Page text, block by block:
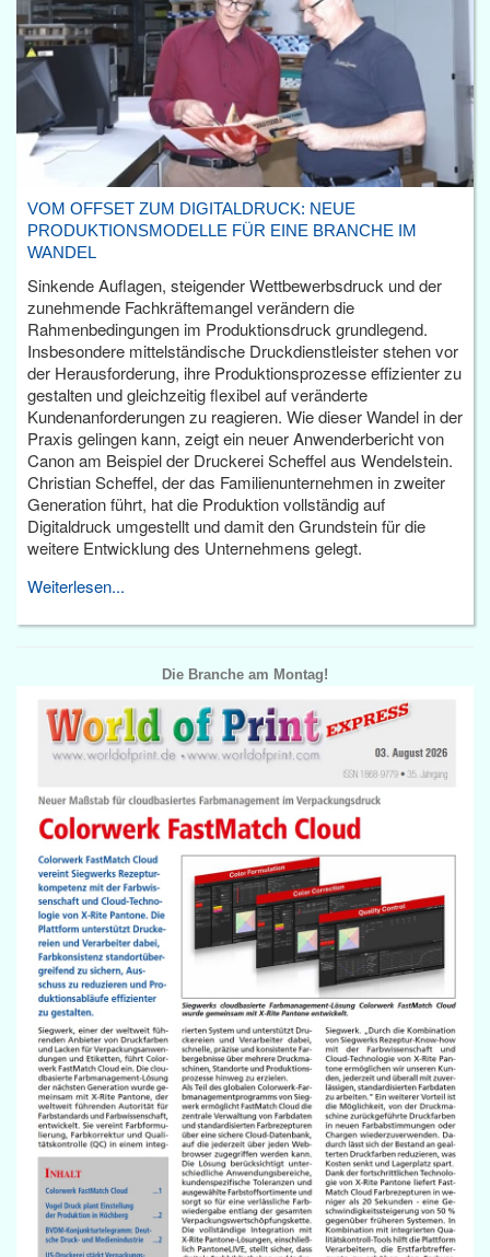
VOM OFFSET ZUM DIGITALDRUCK: NEUE
PRODUKTIONSMODELLE FÜR EINE BRANCHE IM
WANDEL
Sinkende Auflagen, steigender Wettbewerbsdruck und der
zunehmende Fachkräftemangel verändern die
Rahmenbedingungen im Produktionsdruck grundlegend.
Insbesondere mittelständische Druckdienstleister stehen vor
der Herausforderung, ihre Produktionsprozesse effizienter zu
gestalten und gleichzeitig flexibel auf veränderte
Kundenanforderungen zu reagieren. Wie dieser Wandel in der
Praxis gelingen kann, zeigt ein neuer Anwenderbericht von
Canon am Beispiel der Druckerei Scheffel aus Wendelstein.
Christian Scheffel, der das Familienunternehmen in zweiter
Generation führt, hat die Produktion vollständig auf
Digitaldruck umgestellt und damit den Grundstein für die
weitere Entwicklung des Unternehmens gelegt.
Weiterlesen...
Die Branche am Montag!